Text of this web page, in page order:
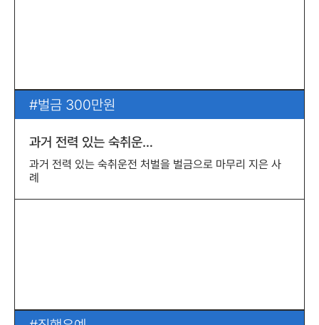
벌금 300만원
과거 전력 있는 숙취운…
과거 전력 있는 숙취운전 처벌을 벌금으로 마무리 지은 사
례